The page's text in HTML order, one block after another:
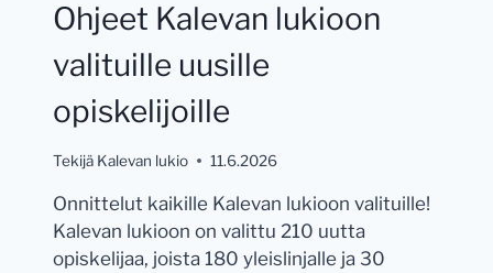
Ohjeet Kalevan lukioon
valituille uusille
opiskelijoille
Tekijä Kalevan lukio 11.6.2026
Onnittelut kaikille Kalevan lukioon valituille!
Kalevan lukioon on valittu 210 uutta
opiskelijaa, joista 180 yleislinjalle ja 30